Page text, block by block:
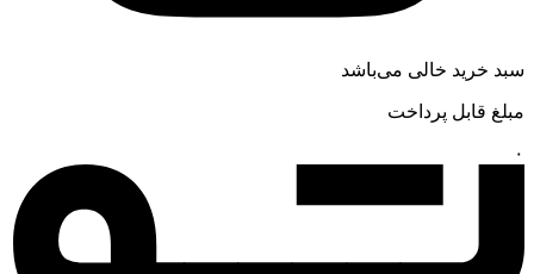
سبد خرید خالی می‌باشد
مبلغ قابل پرداخت
۰